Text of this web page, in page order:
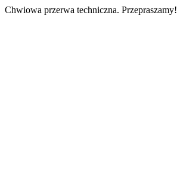
Chwiowa przerwa techniczna. Przepraszamy!